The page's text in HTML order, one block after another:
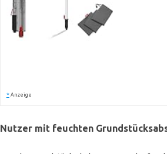
* Anzeige
Nutzer mit feuchten